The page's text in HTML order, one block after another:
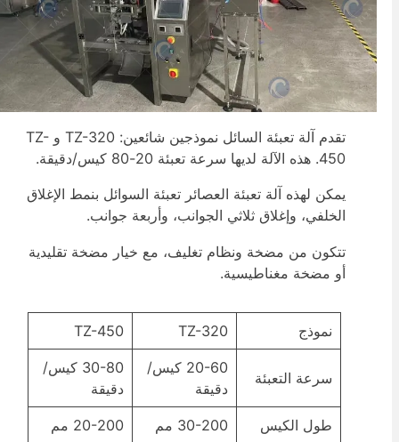
تقدم آلة تعبئة السائل نموذجين شائعين: TZ-320 و TZ-
450. هذه الآلة لديها سرعة تعبئة 20-80 كيس/دقيقة.
يمكن لهذه آلة تعبئة العصائر تعبئة السوائل بنمط الإغلاق
الخلفي، وإغلاق ثلاثي الجوانب، وأربعة جوانب.
تتكون من مضخة ونظام تغليف، مع خيار مضخة تقليدية
أو مضخة مغناطيسية.
نموذج TZ-320
TZ-450
سرعة التعبئة
20-60 كيس/
دقيقة
30-80 كيس/
دقيقة
طول الكيس 30-200 مم 20-200 مم